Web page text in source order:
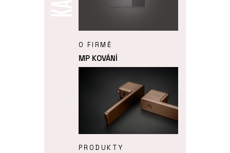
O FIRMĚ
MP KOVÁNÍ
PRODUKTY